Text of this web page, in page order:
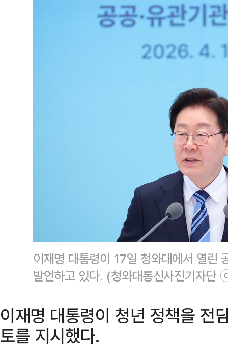
이재명 대통령이 17일 청와대에서 열린
발언하고 있다. (청와대통신사진기자단
이재명 대통령이 청년 정책을 전
토를 지시했다.